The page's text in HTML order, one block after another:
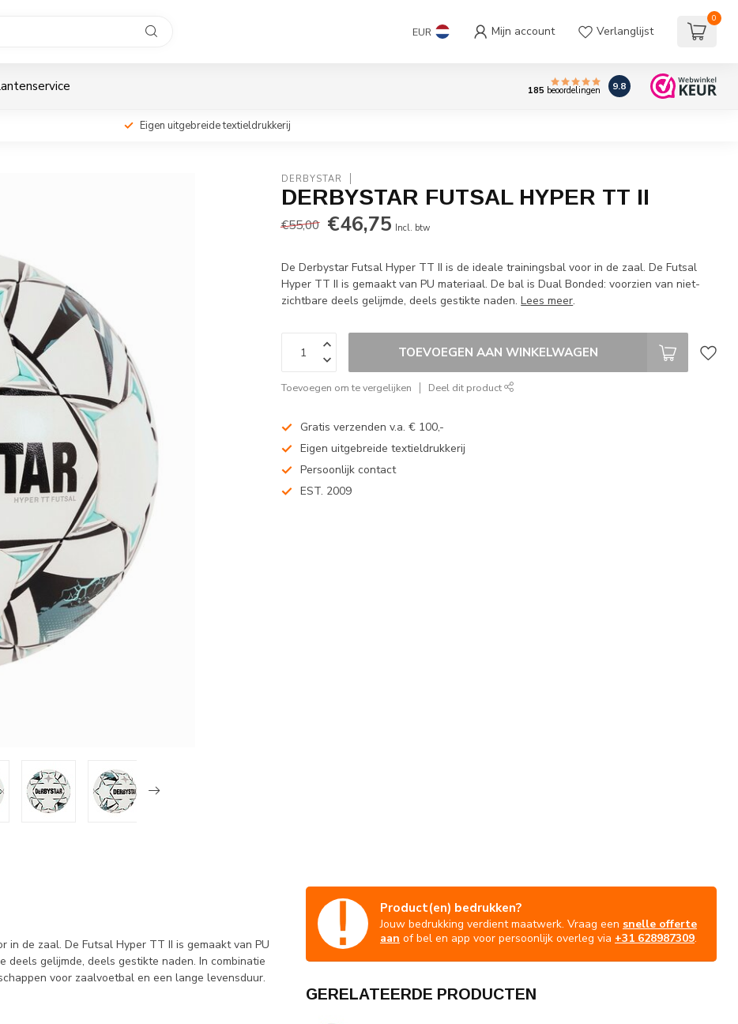
EUR Mijn account Verlanglijst
0
185 beoordelingen 9.8
Eigen uitgebreide textieldrukkerij
DERBYSTAR
DERBYSTAR FUTSAL HYPER TT II
€55,00 €46,75 Incl. btw
De Derbystar Futsal Hyper TT II is de ideale trainingsbal voor in de zaal. De Futsal
Hyper TT II is gemaakt van PU materiaal. De bal is Dual Bonded: voorzien van niet-
zichtbare deels gelijmde, deels gestikte naden.Lees meer.
TOEVOEGEN AAN WINKELWAGEN
Toevoegen om te vergelijken Deel dit product
Gratis verzenden v.a. € 100,-
Eigen uitgebreide textieldrukkerij
Persoonlijk contact
EST. 2009
de zaal. De Futsal Hyper TT II is gemaakt van PU
gelijmde, deels gestikte naden. In combinatie
voor zaalvoetbal en een lange levensduur.
Product(en) bedrukken?
Jouw bedrukking verdient maatwerk. Vraag een snelle offerte
aan of bel en app voor persoonlijk overleg via +31 628987309.
GERELATEERDE PRODUCTEN